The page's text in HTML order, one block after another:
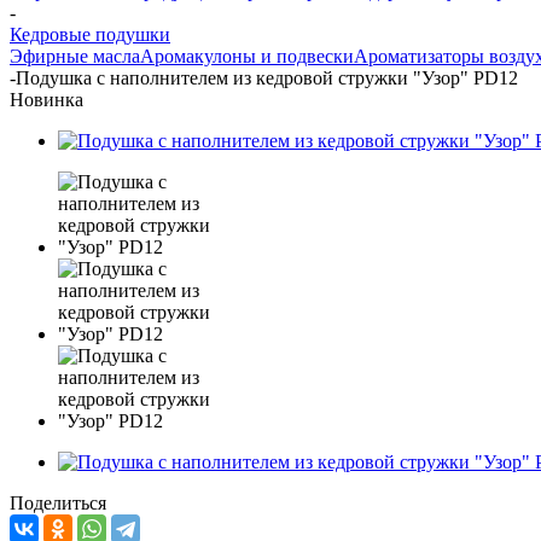
-
Кедровые подушки
Эфирные маслаАромакулоны и подвескиАроматизаторы
-Подушка с наполнителем из кедровой стружки "Узор" PD12
Новинка
Поделиться